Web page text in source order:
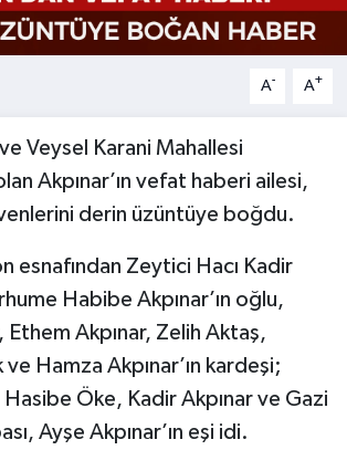
A- A+
Veysel Karani Mahallesi
Akpınar’ın vefat haberi ailesi,
derin üzüntüye boğdu.
esnafından Zeytici Hacı Kadir
Habibe Akpınar’ın oğlu,
Ethem Akpınar, Zelih Aktaş,
Hamza Akpınar’ın kardeşi;
Öke, Kadir Akpınar ve Gazi
Ayşe Akpınar’ın eşi idi.